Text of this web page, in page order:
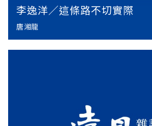
李逸洋／這條路不切實際
唐湘龍